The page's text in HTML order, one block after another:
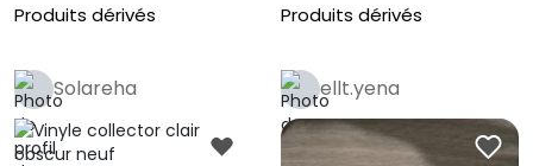
Produits dérivés
Produits dérivés
Solareha ellt.yena